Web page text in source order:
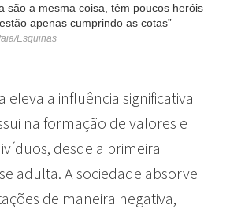
são a mesma coisa, têm poucos heróis
apenas cumprindo as cotas”
Esquinas
eleva a influência significativa
na formação de valores e
desde a primeira
adulta. A sociedade absorve
de maneira negativa,